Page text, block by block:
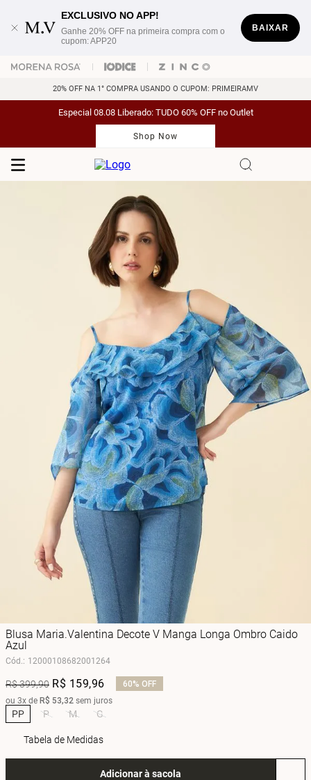
EXCLUSIVO NO APP!
Ganhe 20% OFF na primeira compra com o
cupom: APP20
BAIXAR
20% OFF NA 1° COMPRA USANDO O CUPOM: PRIMEIRAMV
Especial 08.08 Liberado: TUDO 60% OFF no Outlet
Shop Now
Blusa Maria.Valentina Decote V Manga Longa Ombro Caido
Azul
Cód.: 12000108682001264
R$399,90 R$ 159,96 60% OFF
ou 3x de R$ 53,32 sem juros
PP P M G
Tabela de Medidas
Adicionar à sacola